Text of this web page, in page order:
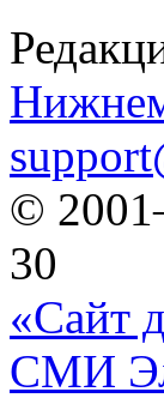
©
30
«Сайт
СМИ